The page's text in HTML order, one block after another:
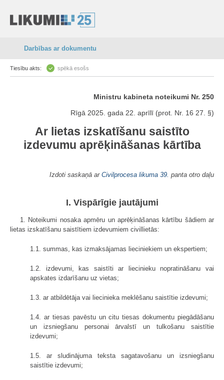
Darbības ar dokumentu
Tiesību akts: spēkā esošs
Ministru kabineta noteikumi Nr. 250
Rīgā 2025. gada 22. aprīlī (prot. Nr. 16 27. §)
Ar lietas izskatīšanu saistīto
izdevumu aprēķināšanas kārtība
Izdoti saskaņā ar Civilprocesa likuma 39. panta otro daļu
I. Vispārīgie jautājumi
1. Noteikumi nosaka apmēru un aprēķināšanas kārtību šādiem ar
lietas izskatīšanu saistītiem izdevumiem civillietās:
1.1. summas, kas izmaksājamas lieciniekiem un ekspertiem;
1.2. izdevumi, kas saistīti ar liecinieku nopratināšanu vai
apskates izdarīšanu uz vietas;
1.3. ar atbildētāja vai liecinieka meklēšanu saistītie izdevumi;
1.4. ar tiesas pavēstu un citu tiesas dokumentu piegādāšanu
un izsniegšanu personai ārvalstī un tulkošanu saistītie
izdevumi;
1.5. ar sludinājuma teksta sagatavošanu un izsniegšanu
saistītie izdevumi;